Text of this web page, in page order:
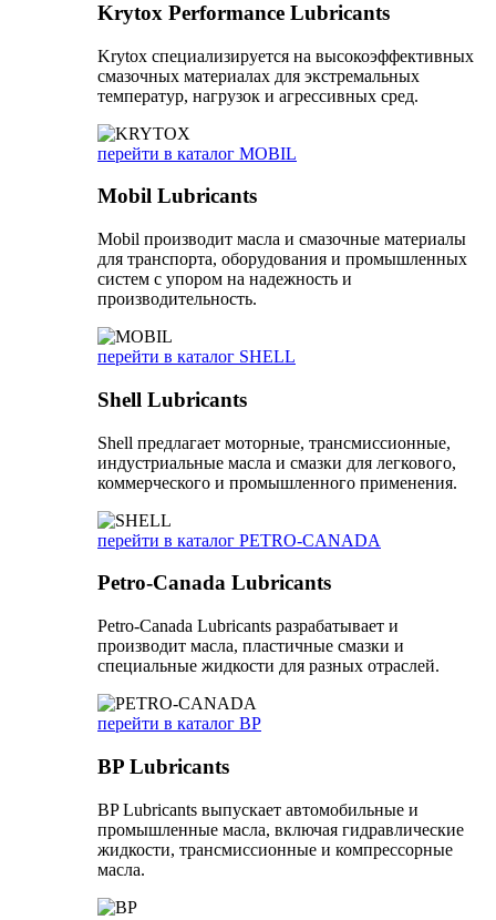
Krytox Performance Lubricants
Krytox специализируется на высокоэффективных
смазочных материалах для экстремальных
температур, нагрузок и агрессивных сред.
перейти в каталог MOBIL
Mobil Lubricants
Mobil производит масла и смазочные материалы
для транспорта, оборудования и промышленных
систем с упором на надежность и
производительность.
перейти в каталог SHELL
Shell Lubricants
Shell предлагает моторные, трансмиссионные,
индустриальные масла и смазки для легкового,
коммерческого и промышленного применения.
перейти в каталог PETRO-CANADA
Petro-Canada Lubricants
Petro-Canada Lubricants разрабатывает и
производит масла, пластичные смазки и
специальные жидкости для разных отраслей.
перейти в каталог BP
BP Lubricants
BP Lubricants выпускает автомобильные и
промышленные масла, включая гидравлические
жидкости, трансмиссионные и компрессорные
масла.